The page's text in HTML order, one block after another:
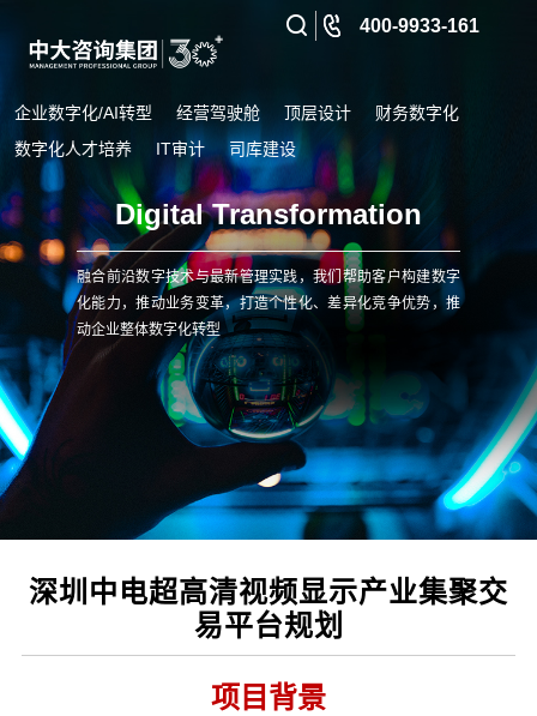
企业数字化/AI转型 经营驾驶舱 顶层设计
财务数字化
数字化人才培养
IT审计 司库建设
400-9933-161
Digital Transformation
融合前沿数字技术与最新管理实践，我们帮助客户构建数字
化能力，推动业务变革，打造个性化、差异化竞争优势，推
动企业整体数字化转型
深圳中电超高清视频显示产业集聚交
易平台规划
项目 背景